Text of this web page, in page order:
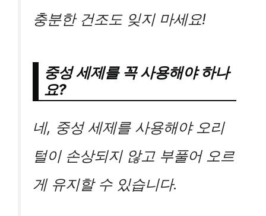
충분한 건조도 잊지 마세요!
중성 세제를 꼭 사용해야 하나
요?
네, 중성 세제를 사용해야 오리
털이 손상되지 않고 부풀어 오르
게 유지할 수 있습니다.